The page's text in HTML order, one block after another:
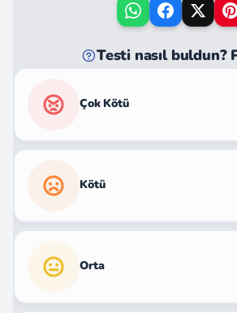
Testi nasıl buldun?
Çok Kötü
Kötü
Orta